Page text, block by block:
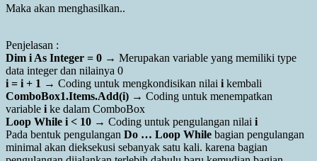
Maka akan menghasilkan..
Penjelasan :
Dim i As Integer = 0 → Merupakan variable yang memiliki type
data integer dan nilainya 0
i = i + 1 → Coding untuk mengkondisikan nilai i kembali
ComboBox1.Items.Add(i) → Coding untuk menempatkan
variable i ke dalam ComboBox
Loop While i < 10 → Coding untuk pengulangan nilai i
Pada bentuk pengulangan Do … Loop While bagian pengulangan
minimal akan dieksekusi sebanyak satu kali. karena bagian